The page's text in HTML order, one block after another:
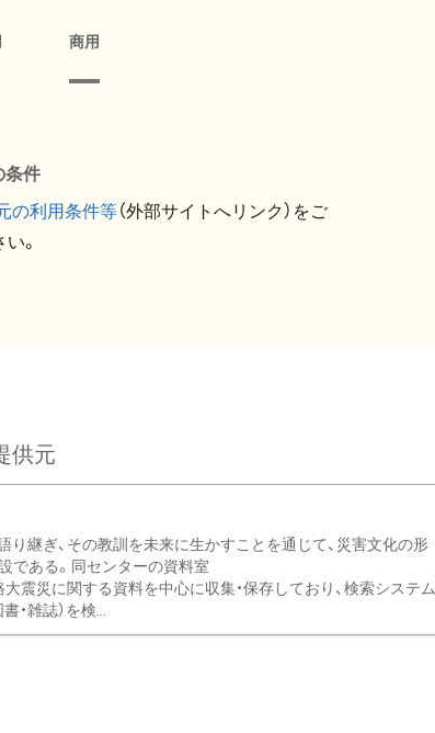
商用
条件
の利用条件等（外部サイトへリンク）をご
。
供元
り継ぎ、その教訓を未来に生かすことを通じて、災害文化の形
である。同センターの資料室
震災に関する資料を中心に収集・保存しており、検索システム
・雑誌）を検...